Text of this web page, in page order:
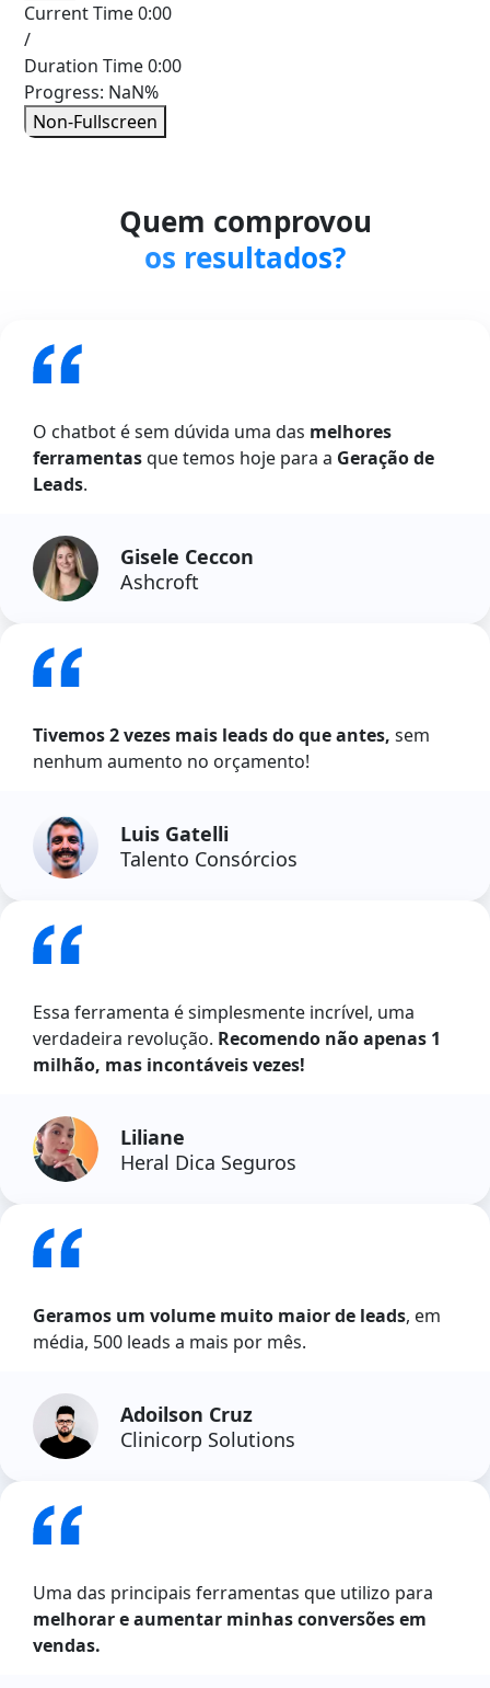
Current Time0:00
/
Duration Time0:00
Progress: NaN%
Non-Fullscreen
Quem comprovou
os resultados?
O chatbot é sem dúvida uma das melhores
ferramentasque temos hoje para a Geração de
Leads.
Gisele Ceccon
Ashcroft
Tivemos 2 vezes mais leads do que antes, sem
nenhum aumento no orçamento!
Luis Gatelli
Talento Consórcios
Essa ferramenta é simplesmente incrível, uma
verdadeira revolução. Recomendo não apenas 1
milhão, mas incontáveis vezes!
Liliane
Heral Dica Seguros
Geramos um volume muito maior de leads, em
média, 500 leads a mais por mês.
Adoilson Cruz
Clinicorp Solutions
Uma das principais ferramentas que utilizo para
melhorar e aumentar minhas conversões em
vendas.